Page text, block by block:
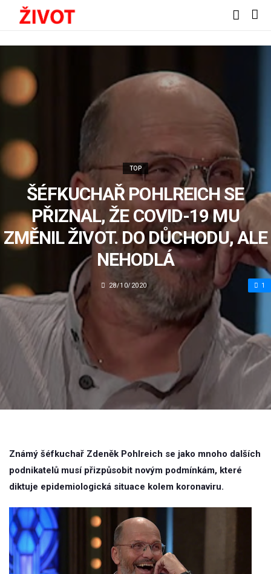
TOP
ŠÉFKUCHAŘ POHLREICH SE
PŘIZNAL, ŽE COVID-19 MU
ZMĚNIL ŽIVOT. DO DŮCHODU, ALE
NEHODLÁ
28/10/2020 1
Známý šéfkuchař Zdeněk Pohlreich se jako mnoho dalších
podnikatelů musí přizpůsobit novým podmínkám, které
diktuje epidemiologická situace kolem koronaviru.